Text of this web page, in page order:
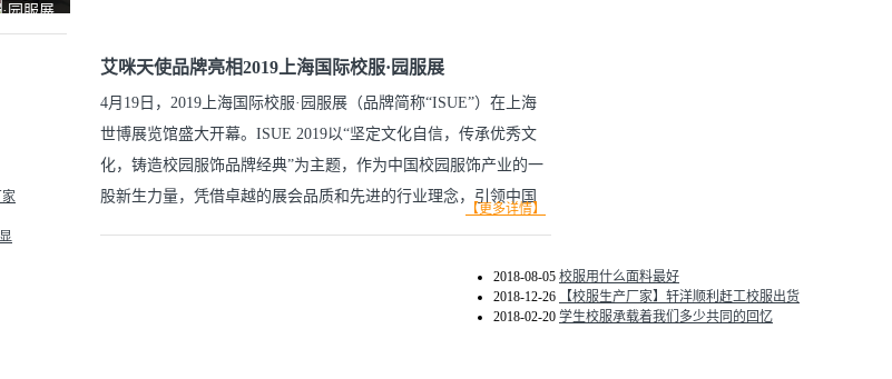
园服展
艾咪天使品牌亮相2019上海国际校服·园服展
4月19日，2019上海国际校服·园服展（品牌简称“ISUE”）在上海
世博展览馆盛大开幕。ISUE 2019以“坚定文化自信，传承优秀文
化，铸造校园服饰品牌经典”为主题，作为中国校园服饰产业的一
股新生力量，凭借卓越的展会品质和先进的行业理念，引领中国
【更多详情】
2018-08-05 校服用什么面料最好
2018-12-26
【校服生产厂家】轩洋顺利赶工校服出货
2018-02-20 学生校服承载着我们多少共同的回忆